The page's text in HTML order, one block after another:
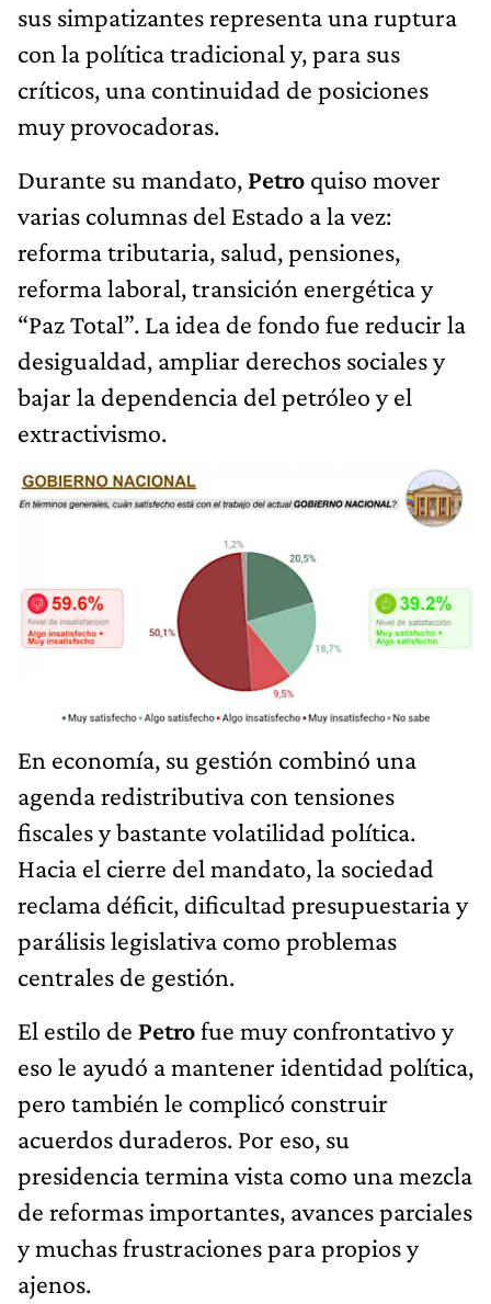
sus simpatizantes representa una ruptura
con la política tradicional y, para sus
críticos, una continuidad de posiciones
muy provocadoras.
Durante su mandato, Petro quiso mover
varias columnas del Estado a la vez:
reforma tributaria, salud, pensiones,
reforma laboral, transición energética y
“Paz Total”. La idea de fondo fue reducir la
desigualdad, ampliar derechos sociales y
bajar la dependencia del petróleo y el
extractivismo.
En economía, su gestión combinó una
agenda redistributiva con tensiones
fiscales y bastante volatilidad política.
Hacia el cierre del mandato, la sociedad
reclama déficit, dificultad presupuestaria y
parálisis legislativa como problemas
centrales de gestión.
El estilo de Petrofue muy confrontativo y
eso le ayudó a mantener identidad política,
pero también le complicó construir
acuerdos duraderos. Por eso, su
presidencia termina vista como una mezcla
de reformas importantes, avances parciales
y muchas frustraciones para propios y
ajenos.